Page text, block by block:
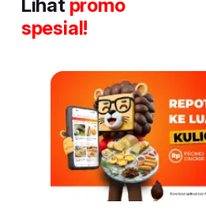
Lihat promo
spesial!